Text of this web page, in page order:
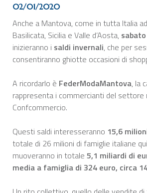
02/01/2020
Anche a Mantova, come in tutta Italia
Basilicata, Sicilia e Valle d’Aosta,
inizieranno i saldi invernali, che per
consentiranno ghiotte occasioni di
A ricordarlo è FederModaMantova, la
rappresenta i commercianti del settore
Confcommercio.
Questi saldi interesseranno 15,6
totale di 26 milioni di famiglie italiane
muoveranno in totale 5,1 miliardi di
media a famiglia di 324 euro, circa